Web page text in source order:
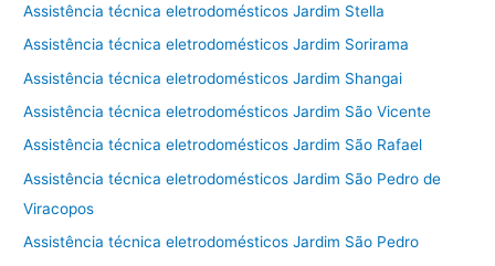
Assistência técnica eletrodomésticos Jardim Stella
Assistência técnica eletrodomésticos Jardim Sorirama
Assistência técnica eletrodomésticos Jardim Shangai
Assistência técnica eletrodomésticos Jardim São Vicente
Assistência técnica eletrodomésticos Jardim São Rafael
Assistência técnica eletrodomésticos Jardim São Pedro de
Viracopos
Assistência técnica eletrodomésticos Jardim São Pedro